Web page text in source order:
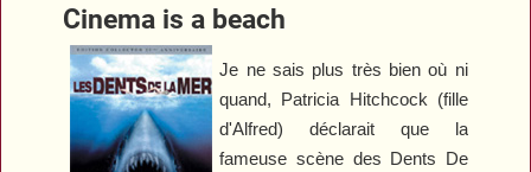
Cinema is a beach
Je ne sais plus très bien où ni
quand, Patricia Hitchcock (fille
d'Alfred) déclarait que la
fameuse scène des Dents De